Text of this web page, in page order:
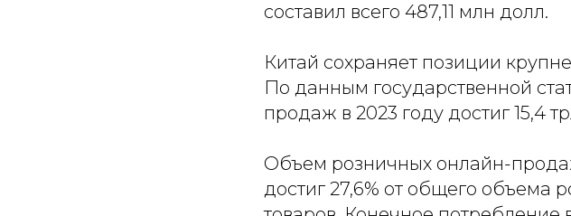
составил всего 487,11 млн долл.
Китай сохраняет позиции
По данным государственной
продаж в 2023 году достиг 15,4
Объем розничных онлайн-
достиг 27,6% от общего объема